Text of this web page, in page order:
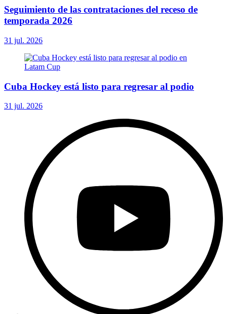
Seguimiento de las contrataciones del receso de
temporada 2026
31 jul. 2026
Cuba Hockey está listo para regresar al podio
31 jul. 2026